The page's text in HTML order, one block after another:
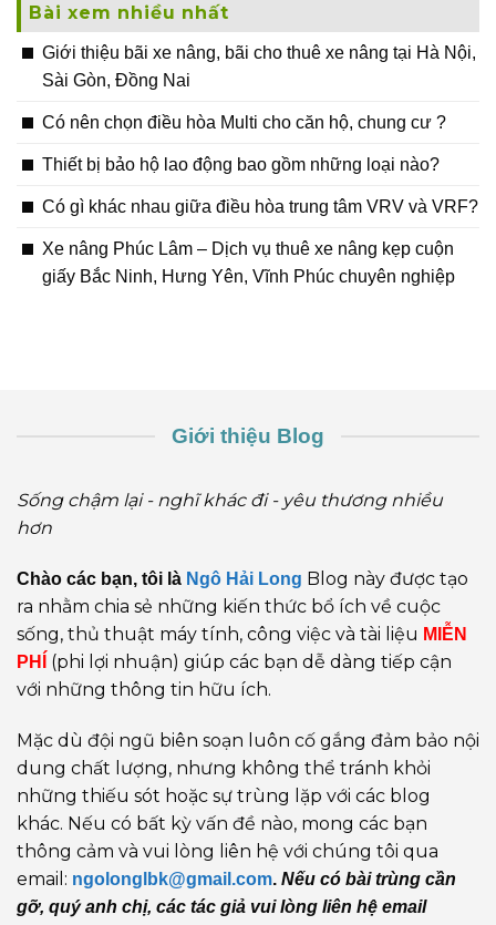
Bài xem nhiều nhất
Giới thiệu bãi xe nâng, bãi cho thuê xe nâng tại Hà Nội,
Sài Gòn, Đồng Nai
Có nên chọn điều hòa Multi cho căn hộ, chung cư ?
Thiết bị bảo hộ lao động bao gồm những loại nào?
Có gì khác nhau giữa điều hòa trung tâm VRV và VRF?
Xe nâng Phúc Lâm – Dịch vụ thuê xe nâng kẹp cuộn
giấy Bắc Ninh, Hưng Yên, Vĩnh Phúc chuyên nghiệp
Giới thiệu Blog
Sống chậm lại - nghĩ khác đi - yêu thương nhiều
hơn
Chào các bạn, tôi là Ngô Hải Long Blog này được tạo
ra nhằm chia sẻ những kiến thức bổ ích về cuộc
sống, thủ thuật máy tính, công việc và tài liệu MIỄN
PHÍ
(phi lợi nhuận) giúp các bạn dễ dàng tiếp cận
với những thông tin hữu ích.
Mặc dù đội ngũ biên soạn luôn cố gắng đảm bảo nội
dung chất lượng, nhưng không thể tránh khỏi
những thiếu sót hoặc sự trùng lặp với các blog
khác. Nếu có bất kỳ vấn đề nào, mong các bạn
thông cảm và vui lòng liên hệ với chúng tôi qua
email: ngolonglbk@gmail.com. Nếu có bài trùng cần
gỡ, quý anh chị, các tác giả vui lòng liên hệ email